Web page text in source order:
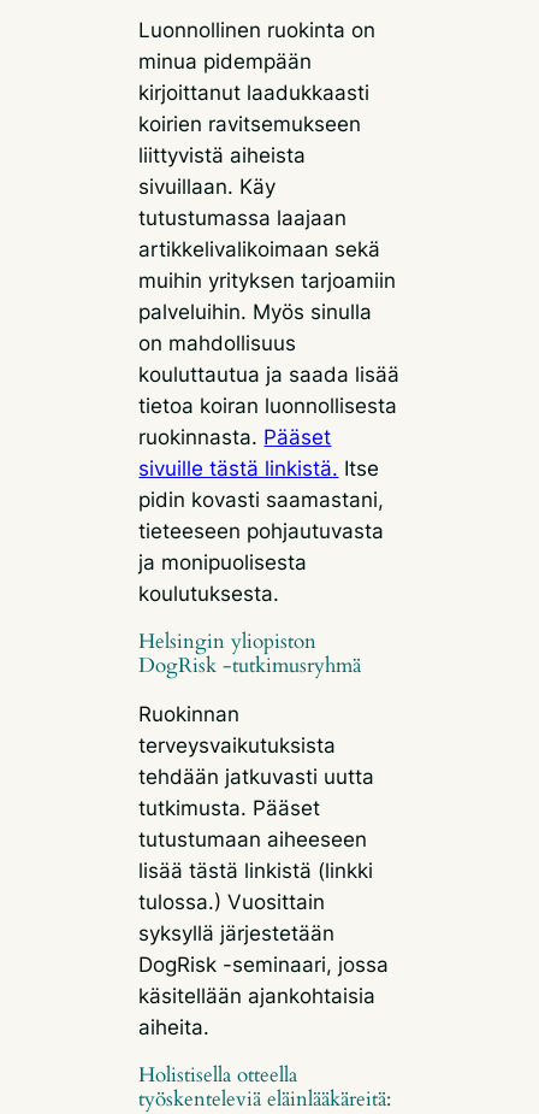
Luonnollinen ruokinta on
minua pidempään
kirjoittanut laadukkaasti
koirien ravitsemukseen
liittyvistä aiheista
sivuillaan. Käy
tutustumassa laajaan
artikkelivalikoimaan sekä
muihin yrityksen tarjoamiin
palveluihin. Myös sinulla
on mahdollisuus
kouluttautua ja saada lisää
tietoa koiran luonnollisesta
ruokinnasta. Pääset
sivuille tästä linkistä. Itse
pidin kovasti saamastani,
tieteeseen pohjautuvasta
ja monipuolisesta
koulutuksesta.
Helsingin yliopiston
DogRisk -tutkimusryhmä
Ruokinnan
terveysvaikutuksista
tehdään jatkuvasti uutta
tutkimusta. Pääset
tutustumaan aiheeseen
lisää tästä linkistä (linkki
tulossa.) Vuosittain
syksyllä järjestetään
DogRisk -seminaari, jossa
käsitellään ajankohtaisia
aiheita.
Holistisella otteella
työskenteleviä eläinlääkäreitä: